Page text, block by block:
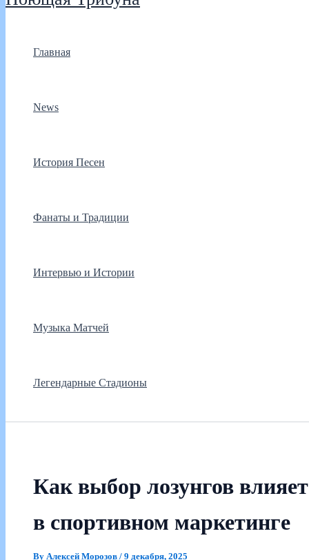
Главная
News
История Песен
Фанаты и Традиции
Интервью и Истории
Музыка Матчей
Легендарные Стадионы
Как выбор лозунгов
в спортивном маркетинге
By Алексей Морозов / 9 декабря, 2025